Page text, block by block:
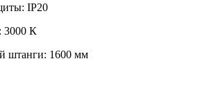
IP20
3000 К
штанги: 1600 мм